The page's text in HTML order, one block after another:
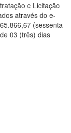
e Licitação
através do e-
(sessenta
03 (três) dias